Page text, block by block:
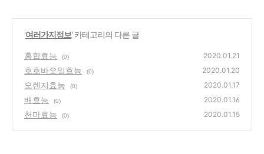
'여러가지정보' 카테고리의 다른 글
홍합효능 (0) 2020.01.21
호호바오일효능 (0) 2020.01.20
오렌지효능 (0) 2020.01.17
배효능 (0) 2020.01.16
천마효능 (0) 2020.01.15